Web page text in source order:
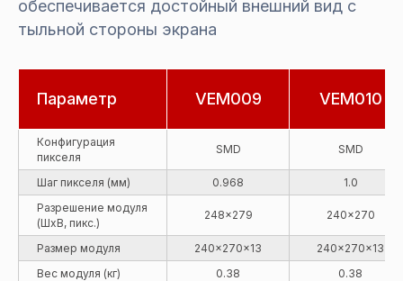
обеспечивается достойный внешний вид с
тыльной стороны экрана
Параметр VEM009 VEM010
Конфигурация
пикселя
SMD SMD
Шаг пикселя (мм) 0.968
1.0
Разрешение модуля
(ШхВ, пикс.)
248x279 240x270
Размер модуля 240x270x13
240x270x13
Вес модуля (кг)
0.38
0.38